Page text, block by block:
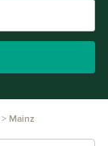
Mainz